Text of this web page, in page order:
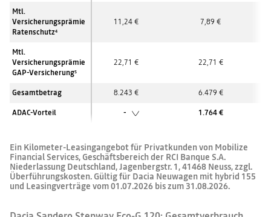
Mtl.
Versicherungsprämie
Ratenschutz4
11,24 € 7,89 €
Mtl.
Versicherungsprämie
GAP-Versicherung5
22,71 € 22,71 €
Gesamtbetrag 8.243 € 6.479 €
ADAC-Vorteil - 1.764 €
Ein Kilometer-Leasingangebot für Privatkunden von Mobilize
Financial Services, Geschäftsbereich der RCI Banque S.A.
Niederlassung Deutschland, Jagenbergstr. 1, 41468 Neuss, zzgl.
Überführungskosten. Gültig für Dacia Neuwagen mit hybrid 155
und Leasingverträge vom 01.07.2026 bis zum 31.08.2026.